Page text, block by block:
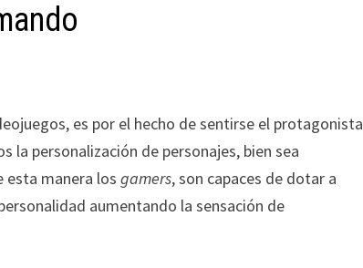
es por el hecho de sentirse el protagonista
la personalización de personajes, bien sea
esta manera losgamers, son capaces de dotar a
aumentando la sensación de